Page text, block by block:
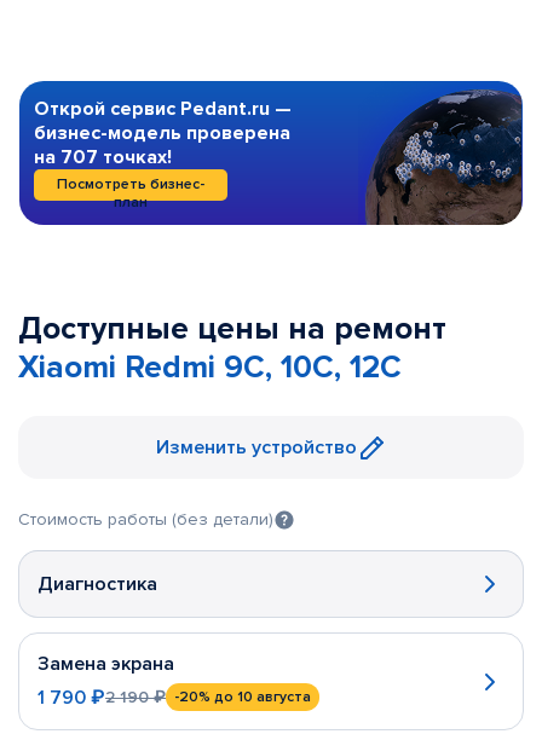
Открой сервис Pedant.ru —
бизнес-модель проверена
на 707 точках!
Посмотреть бизнес-
план
Доступные цены на ремонт
Xiaomi Redmi 9C, 10C, 12C
Изменить устройство
Стоимость работы (без детали)
Диагностика
Замена экрана
1 790 ₽2 190 ₽ -20% до 10 августа